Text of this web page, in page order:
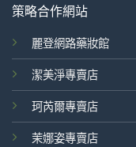
策略合作網站
麗登網路藥妝館
潔美淨專賣店
珂芮爾專賣店
茉娜姿專賣店